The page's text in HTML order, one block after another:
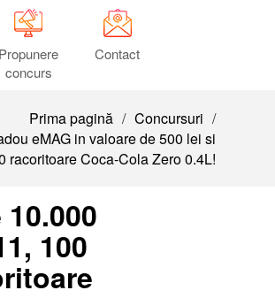
Propunere
concurs
Contact
Prima pagină / Concursuri /
eMAG in valoare de 500 lei si
racoritoare Coca-Cola Zero 0.4L!
100